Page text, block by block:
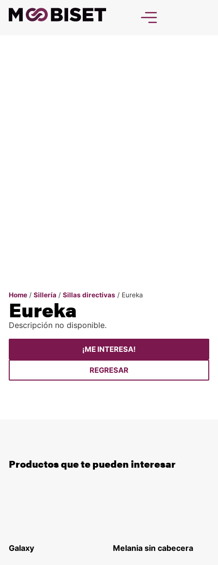
Home/ Sillería / Sillas directivas / Eureka
Eureka
Descripción no disponible.
¡ME INTERESA!
REGRESAR
Productos que te pueden interesar
Galaxy Melania sin cabecera